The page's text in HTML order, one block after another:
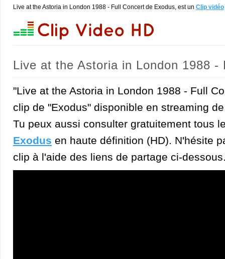
Live at the Astoria in London 1988 - Full Concert de Exodus, est un Clip vidéo
Live at the Astoria in London 1988
"Live at the Astoria in London 1988 - Full
clip de "Exodus" disponible en streaming
Tu peux aussi consulter gratuitement tous
Exodus en haute définition (HD). N'hésite
clip à l'aide des liens de partage ci-